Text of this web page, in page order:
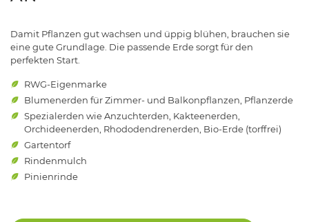
Damit Pflanzen gut wachsen und üppig blühen, brauchen sie
eine gute Grundlage. Die passende Erde sorgt für den
perfekten Start.
RWG-Eigenmarke
Blumenerden für Zimmer- und Balkonpflanzen, Pflanzerde
Spezialerden wie Anzuchterden, Kakteenerden,
Orchideenerden, Rhododendrenerden, Bio-Erde (torffrei)
Gartentorf
Rindenmulch
Pinienrinde